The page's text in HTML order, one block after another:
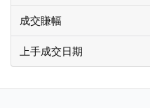
成交賺幅
上手成交日期